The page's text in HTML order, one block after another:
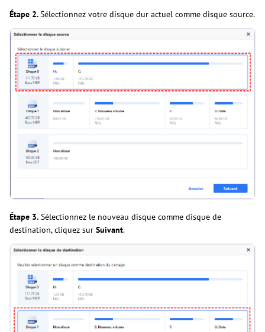
Étape 2.Sélectionnez votre disque dur actuel comme disque source.
Étape 3. Sélectionnez le nouveau disque comme disque de
destination, cliquez sur Suivant.